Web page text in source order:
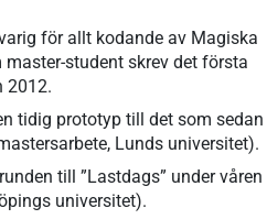
för allt kodande av Magiska
student skrev det första
2012.
tidig prototyp till det som sedan
Lunds universitet).
till ”Lastdags” under våren
universitet).